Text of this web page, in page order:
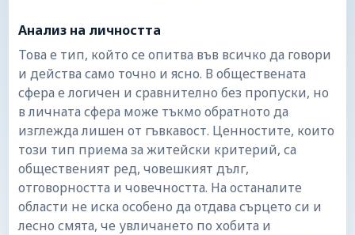
Анализ на личността
Това е тип, който се опитва във всичко да говори
и действа само точно и ясно. В обществената
сфера е логичен и сравнително без пропуски, но
в личната сфера може тъкмо обратното да
изглежда лишен от гъвкавост. Ценностите, които
този тип приема за житейски критерий, са
общественият ред, човешкият дълг,
отговорността и човечността. На останалите
области не иска особено да отдава сърцето си и
лесно смята, че увличането по хобита и